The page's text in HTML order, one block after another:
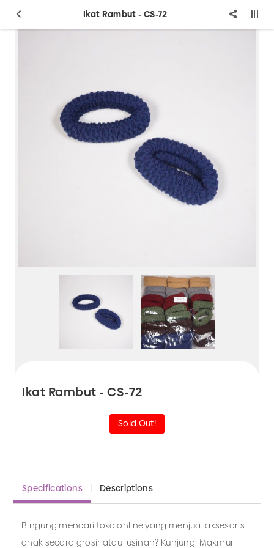
Ikat Rambut - CS-72
Ikat Rambut - CS-72
Sold Out!
Specifications Descriptions
Bingung mencari toko online yang menjual aksesoris
anak secara grosir atau lusinan? Kunjungi Makmur